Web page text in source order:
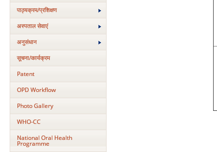
पाठ्यक्रम/प्रशिक्षण
अस्‍पताल सेवाएं
अनुसंधान
सूचना/कार्यक्रम
Patent
OPD Workflow
Photo Gallery
WHO-CC
National Oral Health
Programme